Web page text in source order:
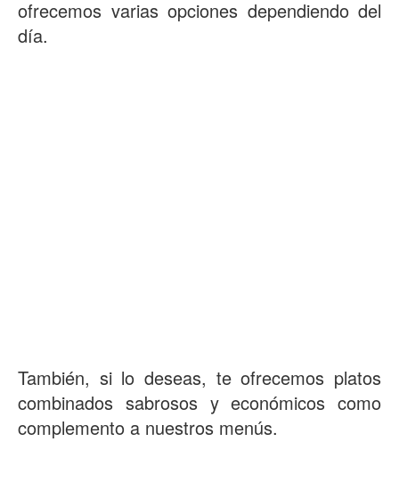
ofrecemos varias opciones dependiendo del
día.
También, si lo deseas, te ofrecemos platos
combinados sabrosos y económicos como
complemento a nuestros menús.